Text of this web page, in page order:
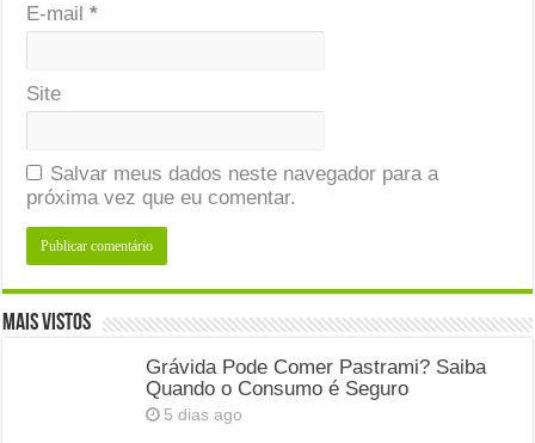
E-mail*
Site
Salvar meus dados neste navegador para a
próxima vez que eu comentar.
Mais Vistos
Grávida Pode Comer Pastrami? Saiba
Quando o Consumo é Seguro
5 dias ago